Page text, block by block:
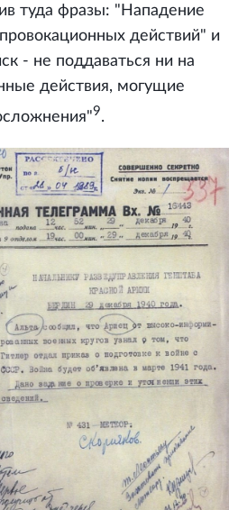
туда фразы: "Нападение
действий" и
- не поддаваться ни на
действия, могущие
9.